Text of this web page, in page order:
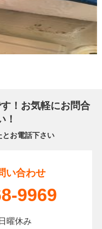
！お気軽にお問合
！
お電話下さい
い合わせ
9969
曜休み